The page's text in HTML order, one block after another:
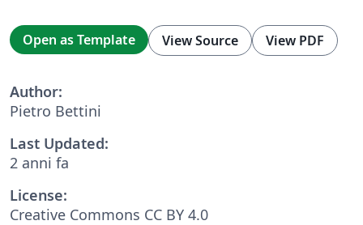
Open as Template View Source View PDF
Author:
Pietro Bettini
Last Updated:
2 anni fa
License:
Creative Commons CC BY 4.0